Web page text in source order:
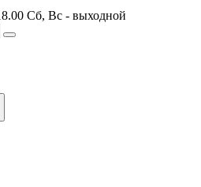
Сб, Вс - выходной